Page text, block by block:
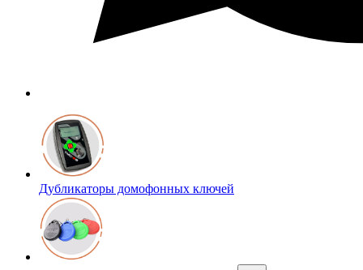
Дубликаторы домофонных ключей